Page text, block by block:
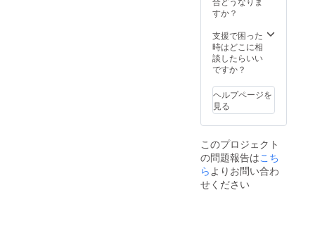
て共有
します
・支援
者様の
や滞在
費：支
援者様
の交通
在費は
各自で
ご負担
くださ
い。 ・
ン：素
泊まり
・宿泊
可能人
様まで
宿泊可
能（9名
様以降
費用が
かかり
ます）
・有効
期限
などは
別途掛
かりま
す。缶
ルデザ
インは
別途費
用が掛
商標権
などは
費用負
担して
頂く事
べセッ
す。 ★
お礼の
メッ
セージ
オリジ
ナルス
テッ
カー 1
歳未満
の方へ
の酒類
の提供
はでき
すか？
支援で困った
時はどこに相
談したらいい
ですか？
ヘルプページを
見る
このプロジェクト
の問題報告はこち
ら よりお問い合わ
せください